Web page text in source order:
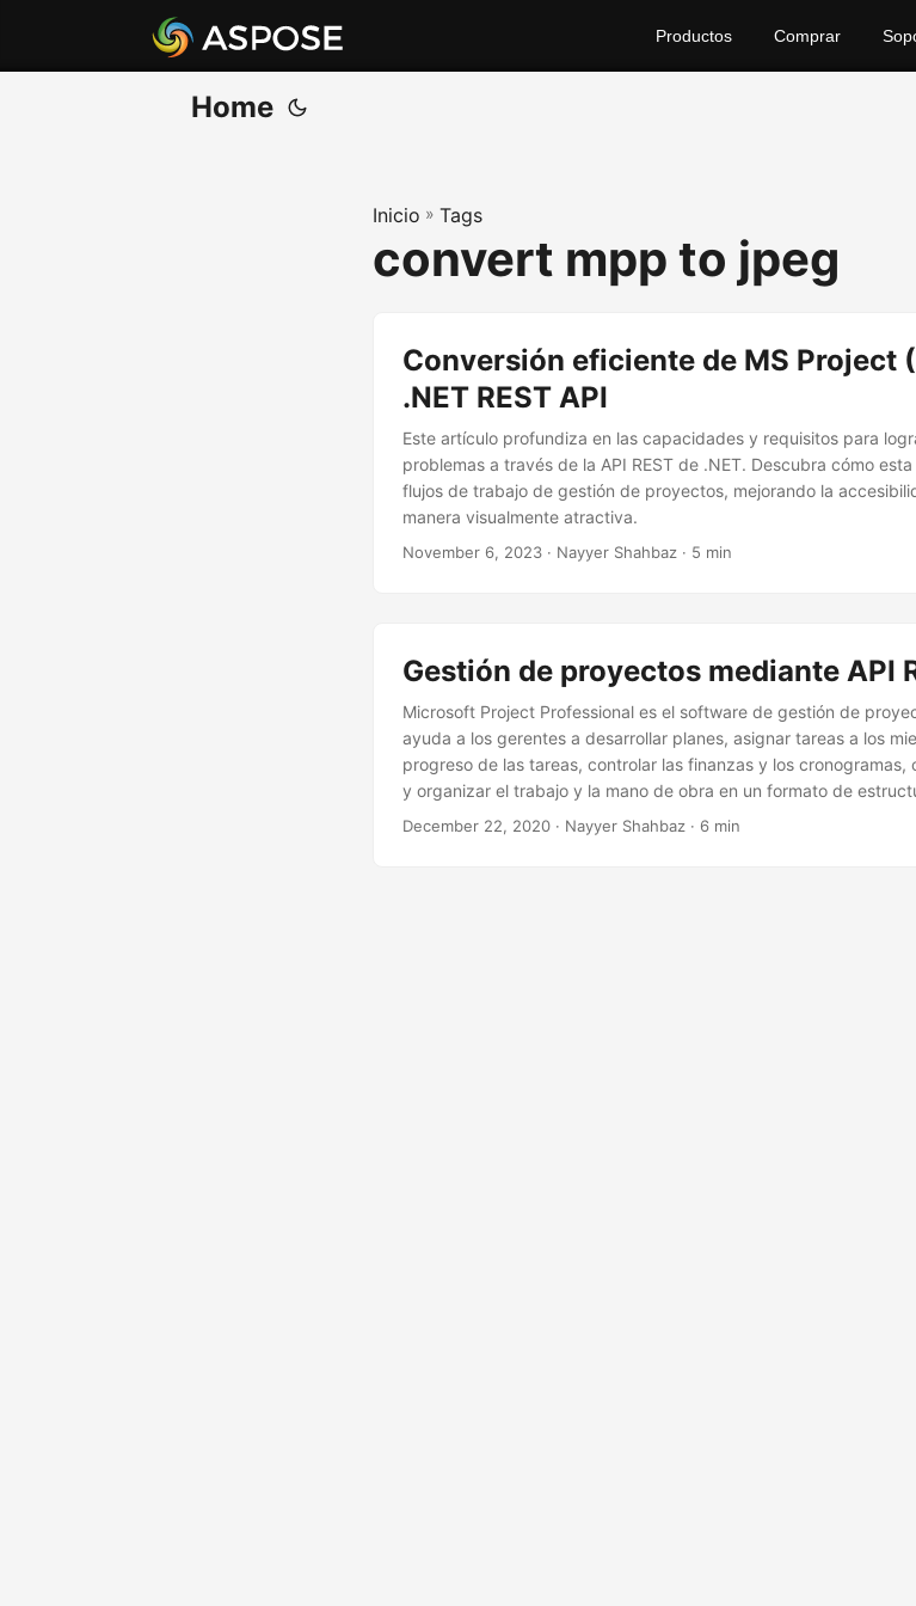
Productos Comprar
Home
Inicio » Tags
convert mpp to jpeg
Conversión eficiente de MS Project
.NET REST API
Este artículo profundiza en las capacidades y requisitos para
problemas a través de la API REST de .NET. Descubra cómo
flujos de trabajo de gestión de proyectos, mejorando la
manera visualmente atractiva.
November 6, 2023 · Nayyer Shahbaz · 5 min
Gestión de proyectos mediante API
Microsoft Project Professional es el software de gestión de
ayuda a los gerentes a desarrollar planes, asignar tareas a los
progreso de las tareas, controlar las finanzas y los
y organizar el trabajo y la mano de obra en un formato de
explica claramente las tareas de un proyecto y su asignación a
December 22, 2020 · Nayyer Shahbaz · 6 min